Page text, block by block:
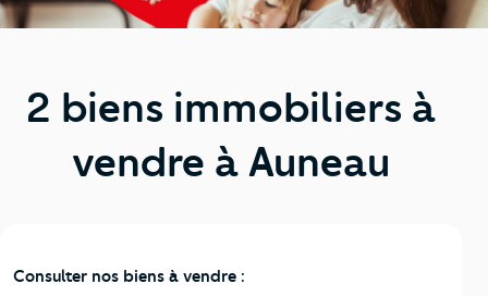
2 biens immobiliers à
vendre à Auneau
Consulter nos biens à vendre :